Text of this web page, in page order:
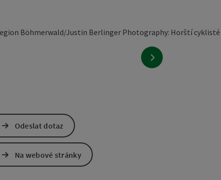
nächstes Element
Odeslat dotaz
Na webové stránky